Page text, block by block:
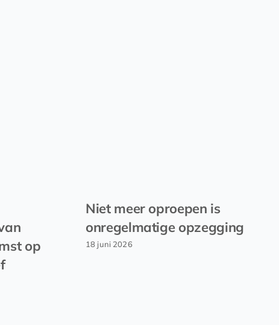
op
Niet meer oproepen is
onregelmatige opzegging
18 juni 2026